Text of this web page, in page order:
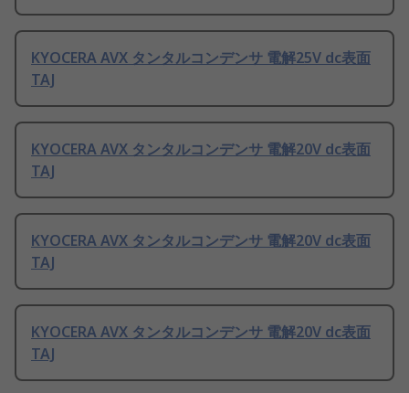
KYOCERA AVX タンタルコンデンサ 電解25V dc表面
TAJ
KYOCERA AVX タンタルコンデンサ 電解20V dc表面
TAJ
KYOCERA AVX タンタルコンデンサ 電解20V dc表面
TAJ
KYOCERA AVX タンタルコンデンサ 電解20V dc表面
TAJ